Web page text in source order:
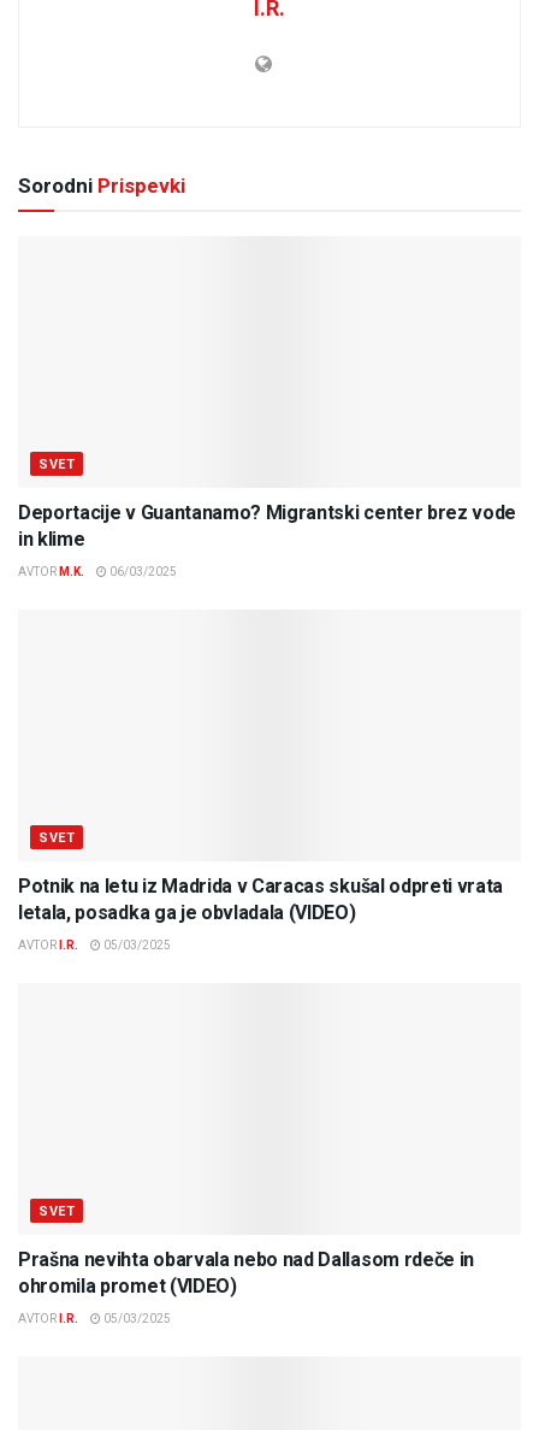
I.R.
Sorodni Prispevki
SVET
Deportacije v Guantanamo? Migrantski center brez vode
in klime
AVTOR M.K. 06/03/2025
SVET
Potnik na letu iz Madrida v Caracas skušal odpreti vrata
letala, posadka ga je obvladala (VIDEO)
AVTOR I.R. 05/03/2025
SVET
Prašna nevihta obarvala nebo nad Dallasom rdeče in
ohromila promet (VIDEO)
AVTOR I.R. 05/03/2025